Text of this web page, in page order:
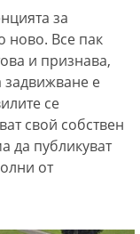
за
ново. Все пак
и признава,
задвижване е
се
свой собствен
да публикуват
от